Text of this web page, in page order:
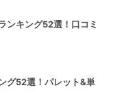
ンキング52選！口コミ
グ52選！パレット&単